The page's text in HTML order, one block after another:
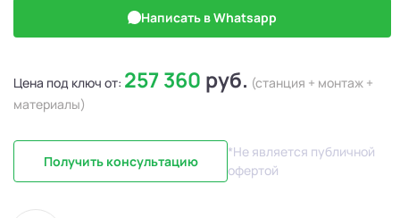
Написать в Whatsapp
Цена под ключ от: 257 360 руб. (станция + монтаж +
материалы)
Получить консультацию
*Не является публичной
офертой